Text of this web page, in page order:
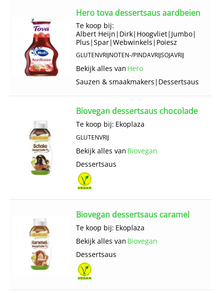
Hero tova dessertsaus aardbeien
Te koop bij:
Albert Heijn | Dirk| Hoogvliet| Jumbo|
Plus |Spar|Webwinkels | Poiesz
GLUTENVRIJNOTEN-/PINDAVRIJSOJAVRIJ
Bekijk alles van Hero
Sauzen & smaakmakers | Dessertsaus
Biovegan dessertsaus chocolade
Te koop bij: Ekoplaza
GLUTENVRIJ
Bekijk alles van Biovegan
Dessertsaus
Biovegan dessertsaus caramel
Te koop bij: Ekoplaza
Bekijk alles van Biovegan
Dessertsaus